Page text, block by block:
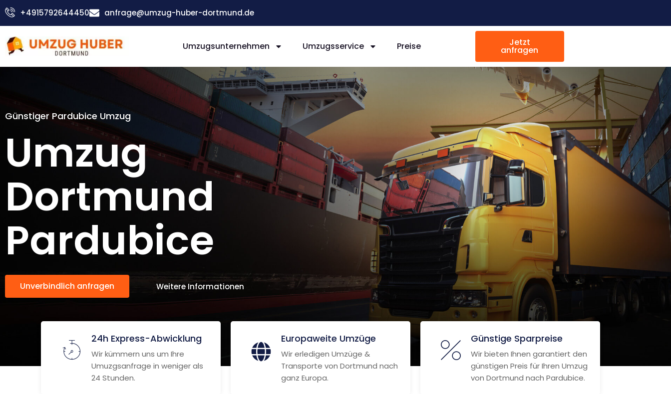
Zum
Inhalt
+4915792644450 anfrage@umzug-huber-dortmund.de
Umzugsunternehmen Umzugsservice Preise Jetzt
anfragen
Günstiger Pardubice Umzug
Umzug
Dortmund
Pardubice
Unverbindlich anfragen Weitere Informationen
24h Express-Abwicklung
Wir kümmern uns um Ihre
Umuzgsanfrage in weniger als
24 Stunden.
Europaweite Umzüge
Wir erledigen Umzüge &
Transporte von Dortmund nach
ganz Europa.
Günstige Sparpreise
Wir bieten Ihnen garantiert den
günstigen Preis für Ihren Umzug
von Dortmund nach Pardubice.